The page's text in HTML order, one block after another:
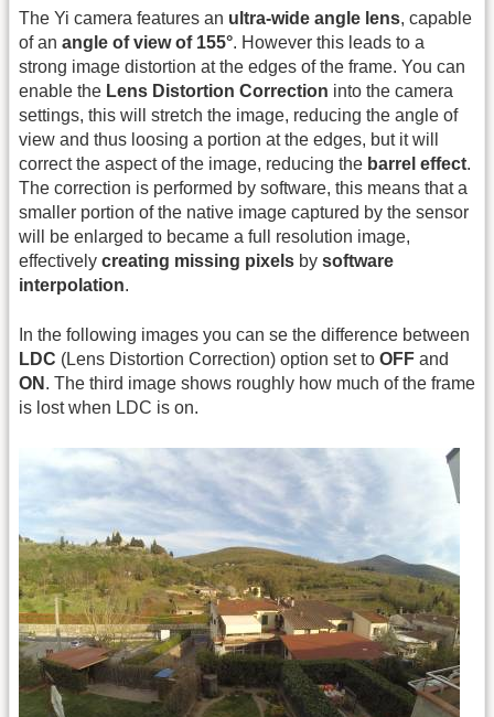
The Yi camera features an ultra-wide angle lens, capable
of an angle of view of 155°. However this leads to a
strong image distortion at the edges of the frame. You can
enable the Lens Distortion Correction into the camera
settings, this will stretch the image, reducing the angle of
view and thus loosing a portion at the edges, but it will
correct the aspect of the image, reducing the barrel effect.
The correction is performed by software, this means that a
smaller portion of the native image captured by the sensor
will be enlarged to became a full resolution image,
effectively creating missing pixels by software
interpolation.
In the following images you can se the difference between
LDC (Lens Distortion Correction) option set to OFF and
ON . The third image shows roughly how much of the frame
is lost when LDC is on.